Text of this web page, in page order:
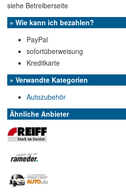
siehe Betreiberseite
» Wie kann ich bezahlen?
PayPal
sofortüberweisung
Kreditkarte
» Verwandte Kategorien
Autozubehör
Ähnliche Anbieter